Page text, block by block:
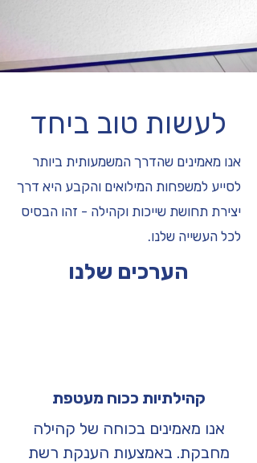
לעשות טוב ביחד
אנו מאמינים שהדרך המשמעותית ביותר
לסייע למשפחות המילואים והקבע היא דרך
יצירת תחושת שייכות וקהילה - זהו הבסיס
לכל העשייה שלנו.
הערכים שלנו
קהילתיות ככוח מעטפת
אנו מאמינים בכוחה של קהילה
מחבקת. באמצעות הענקת רשת